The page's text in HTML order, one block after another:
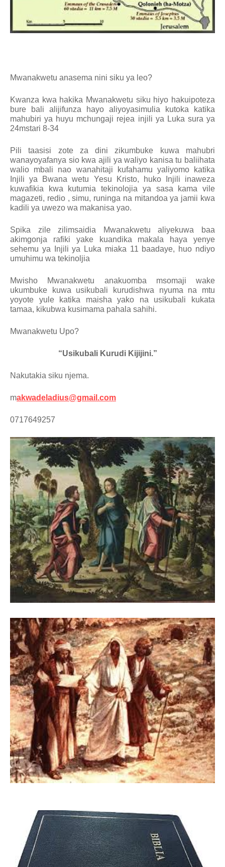
Mwanakwetu anasema nini siku ya leo?
Kwanza kwa hakika Mwanakwetu siku hiyo hakuipoteza
bure bali alijifunza hayo aliyoyasimulia kutoka katika
mahubiri ya huyu mchungaji rejea injili ya Luka sura ya
24mstari 8-34
Pili taasisi zote za dini zikumbuke kuwa mahubri
wanayoyafanya sio kwa ajili ya waliyo kanisa tu baliihata
walio mbali nao wanahitaji kufahamu yaliyomo katika
Injili ya Bwana wetu Yesu Kristo, huko Injili inaweza
kuwafikia kwa kutumia tekinolojia ya sasa kama vile
magazeti, redio , simu, runinga na mitandoa ya jamii kwa
kadili ya uwezo wa makanisa yao.
Spika zile zilimsaidia Mwanakwetu aliyekuwa baa
akimgonja rafiki yake kuandika makala haya yenye
sehemu ya Injili ya Luka miaka 11 baadaye, huo ndiyo
umuhimu wa tekinoljia
Mwisho Mwanakwetu anakuomba msomaji wake
ukumbuke kuwa usikubali kurudishwa nyuma na mtu
yoyote yule katika maisha yako na usikubali kukata
tamaa, kikubwa kusimama pahala sahihi.
Mwanakwetu Upo?
“Usikubali Kurudi Kijijini.”
Nakutakia siku njema.
makwadeladius@gmail.com
0717649257